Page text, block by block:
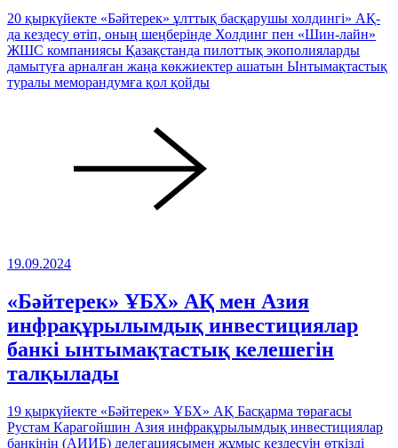
20 қыркүйекте «Бәйтерек» ұлттық басқарушы холдингі» АҚ-
да кездесу өтіп, оның шеңберінде Холдинг пен «Шин-лайн»
ЖШС компаниясы Қазақстанда пилоттық экополияларды
дамытуға арналған жаңа көкжиектер ашатын Ынтымақтастық
туралы меморандумға қол қойды
19.09.2024
«Бәйтерек» ҰБХ» АҚ мен Азия
инфрақұрылымдық инвестициялар
банкі ынтымақтастық келешегін
талқылады
19 қыркүйекте «Бәйтерек» ҰБХ» АҚ Басқарма төрағасы
Рустам Карагойшин Азия инфрақұрылымдық инвестициялар
банкінің (АИИБ) делегациясымен жұмыс кездесуін өткізді